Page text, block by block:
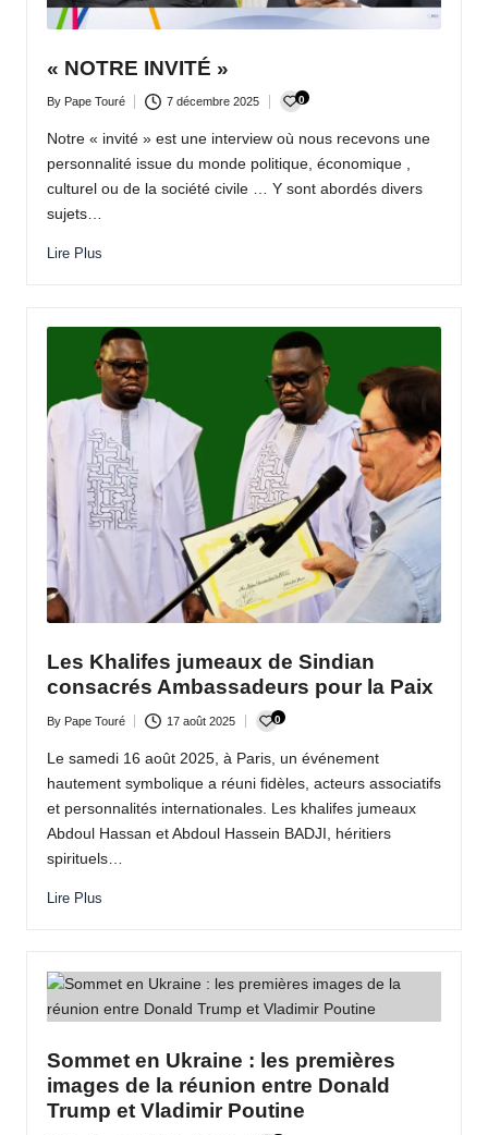
ti
n
u
« NOTRE INVITÉ »
Posted
by
By Pape Touré 7 décembre 2025 0
Notre « invité » est une interview où nous recevons une
personnalité issue du monde politique, économique ,
culturel ou de la société civile … Y sont abordés divers
sujets…
Lire Plus
Les Khalifes jumeaux de Sindian
consacrés Ambassadeurs pour la Paix
Posted
by
By Pape Touré 17 août 2025 0
Le samedi 16 août 2025, à Paris, un événement
hautement symbolique a réuni fidèles, acteurs associatifs
et personnalités internationales. Les khalifes jumeaux
Abdoul Hassan et Abdoul Hassein BADJI, héritiers
spirituels…
Lire Plus
Sommet en Ukraine : les premières
images de la réunion entre Donald
Trump et Vladimir Poutine